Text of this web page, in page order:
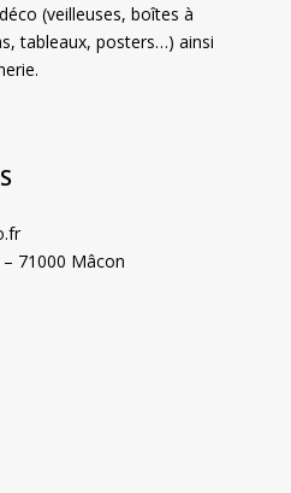
(veilleuses, boîtes à
tableaux, posters…) ainsi
71000 Mâcon